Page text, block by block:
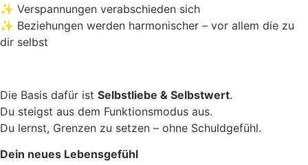
✨ Verspannungen verabschieden sich
✨ Beziehungen werden harmonischer – vor allem die zu
dir selbst
Die Basis dafür ist Selbstliebe & Selbstwert.
Du steigst aus dem Funktionsmodus aus.
Du lernst, Grenzen zu setzen – ohne Schuldgefühl.
Dein neues Lebensgefühl